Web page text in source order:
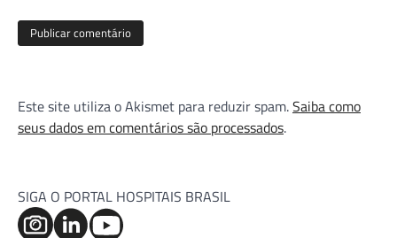
Este site utiliza o Akismet para reduzir spam.Saiba como
seus dados em comentários são processados.
SIGA O PORTAL HOSPITAIS BRASIL